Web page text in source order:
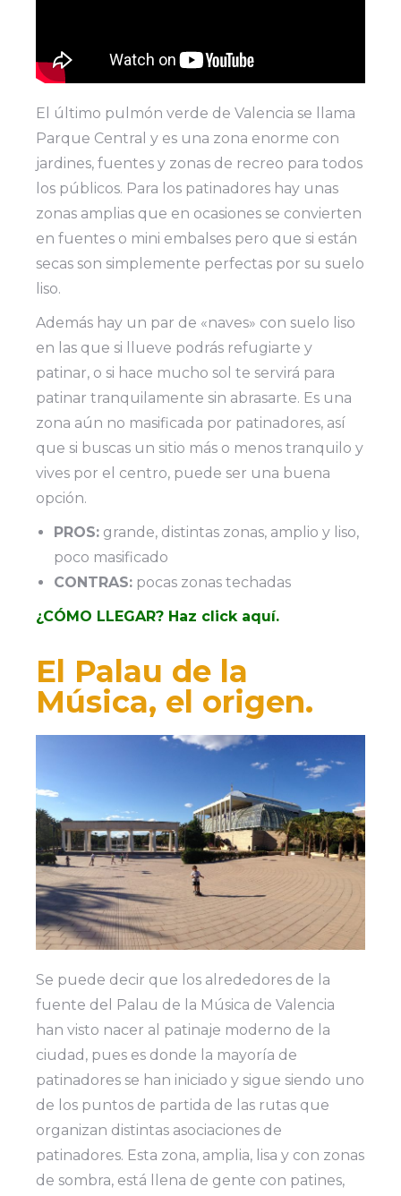
El último pulmón verde de Valencia se llama
Parque Central y es una zona enorme con
jardines, fuentes y zonas de recreo para todos
los públicos. Para los patinadores hay unas
zonas amplias que en ocasiones se convierten
en fuentes o mini embalses pero que si están
secas son simplemente perfectas por su suelo
liso.
Además hay un par de «naves» con suelo liso
en las que si llueve podrás refugiarte y
patinar, o si hace mucho sol te servirá para
patinar tranquilamente sin abrasarte. Es una
zona aún no masificada por patinadores, así
que si buscas un sitio más o menos tranquilo y
vives por el centro, puede ser una buena
opción.
PROS: grande, distintas zonas, amplio y liso,
poco masificado
CONTRAS: pocas zonas techadas
¿CÓMO LLEGAR? Haz click aquí.
El Palau de la
Música, el origen.
Se puede decir que los alrededores de la
fuente del Palau de la Música de Valencia
han visto nacer al patinaje moderno de la
ciudad, pues es donde la mayoría de
patinadores se han iniciado y sigue siendo uno
de los puntos de partida de las rutas que
organizan distintas asociaciones de
patinadores. Esta zona, amplia, lisa y con zonas
de sombra, está llena de gente con patines,